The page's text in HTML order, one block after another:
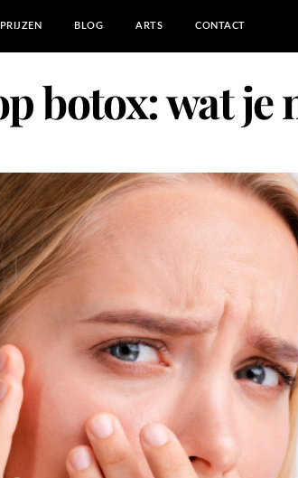
PRIJZEN BLOG ARTS CONTACT
botox: wat je